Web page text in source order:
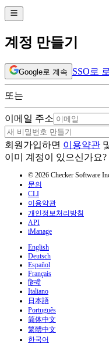
계정 만들기
Google로 계속 SSO로
또는
이메일 주소
회원가입하면 이용약관
이미 계정이 있으신가요?
© 2026 Checker Software
문의
CLI
이용약관
개인정보처리방침
API
iManage
English
Deutsch
Español
Français
हिन्दी
Italiano
日本語
Português
简体中文
繁體中文
한국어